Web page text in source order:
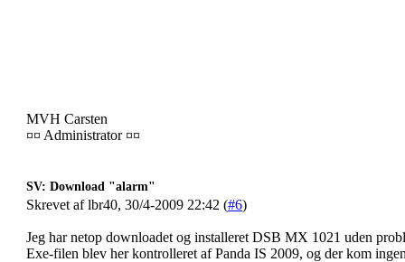
MVH Carsten
¤¤ Administrator ¤¤
SV: Download "alarm"
Skrevet af lbr40, 30/4-2009 22:42 (#6)
Jeg har netop downloadet og installeret DSB MX 1021 uden
Exe-filen blev her kontrolleret af Panda IS 2009, og der kom